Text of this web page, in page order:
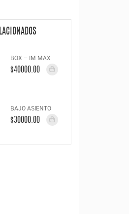
BOX – IM MAX
$40000.00
BAJO ASIENTO
$30000.00